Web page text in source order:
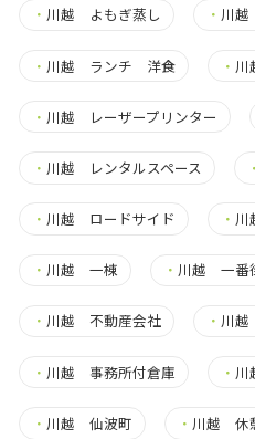
・ 川越 よもぎ蒸し ・ 川
・ 川越 ランチ 洋食 ・
・ 川越 レーザープリンター
・ 川越 レンタルスペース ・
・ 川越 ロードサイド ・
・ 川越 一棟 ・ 川越 一番
・ 川越 不動産会社 ・ 川
・ 川越 事務所付倉庫 ・ 川
・ 川越 仙波町 ・ 川越 休